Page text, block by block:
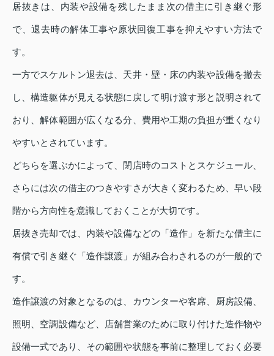
居抜きは、内装や設備を残したまま次の借主に引き継ぐ形
で、退去時の解体工事や原状回復工事を抑えやすい方法で
す。
一方でスケルトン退去は、天井・壁・床の内装や設備を撤去
し、構造躯体が見える状態に戻して明け渡す形と説明されて
おり、解体範囲が広くなる分、費用や工期の負担が重くなり
やすいとされています。
どちらを選ぶかによって、閉店時のコストとスケジュール、
さらには次の借主のつきやすさが大きく変わるため、早い段
階から方向性を意識しておくことが大切です。
居抜き売却では、内装や設備などの「造作」を新たな借主に
有償で引き継ぐ「造作譲渡」が組み合わされるのが一般的で
す。
造作譲渡の対象となるのは、カウンターや客席、厨房設備、
照明、空調設備など、店舗営業のために取り付けた造作物や
設備一式であり、その範囲や状態を事前に整理しておく必要